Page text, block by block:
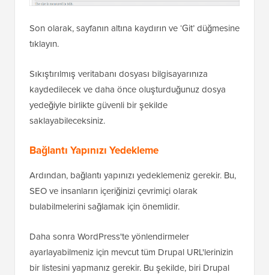
Son olarak, sayfanın altına kaydırın ve ‘Git’ düğmesine
tıklayın.
Sıkıştırılmış veritabanı dosyası bilgisayarınıza
kaydedilecek ve daha önce oluşturduğunuz dosya
yedeğiyle birlikte güvenli bir şekilde
saklayabileceksiniz.
Bağlantı Yapınızı Yedekleme
Ardından, bağlantı yapınızı yedeklemeniz gerekir. Bu,
SEO ve insanların içeriğinizi çevrimiçi olarak
bulabilmelerini sağlamak için önemlidir.
Daha sonra WordPress'te yönlendirmeler
ayarlayabilmeniz için mevcut tüm Drupal URL'lerinizin
bir listesini yapmanız gerekir. Bu şekilde, biri Drupal